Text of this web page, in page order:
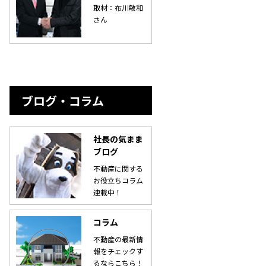
取材：布川敏和
さん
ブログ・コラム
社長の気まま
ブログ
不動産に関する
お役立ちコラム
連載中！
コラム
不動産の最新情
報をチェックす
るならこちら！